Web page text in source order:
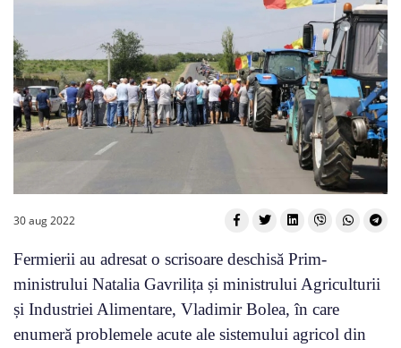
30 aug 2022
Fermierii au adresat o scrisoare deschisă Prim-
ministrului Natalia Gavrilița și ministrului Agriculturii
și Industriei Alimentare, Vladimir Bolea, în care
enumeră problemele acute ale sistemului agricol din